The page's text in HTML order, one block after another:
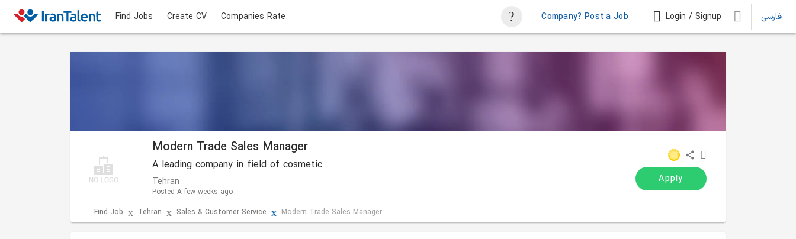
Find Jobs Create CV Companies Rate Company? Post a Job Login / Signup فارسی
Modern Trade Sales Manager
A leading company in field of cosmetic
Tehran
Posted A few weeks ago
Apply
Find Job Tehran Sales & Customer Service Modern Trade Sales Manager